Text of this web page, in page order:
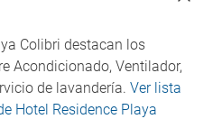
Colibri destacan los
Acondicionado, Ventilador,
de lavandería. Ver lista
Hotel Residence Playa